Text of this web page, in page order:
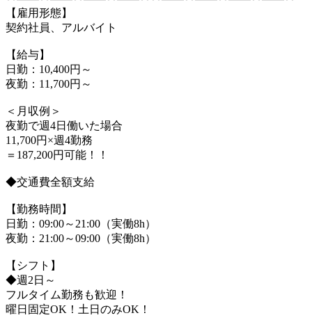
【雇用形態】
契約社員、アルバイト
【給与】
日勤：10,400円～
夜勤：11,700円～
＜月収例＞
夜勤で週4日働いた場合
11,700円×週4勤務
＝187,200円可能！！
◆交通費全額支給
【勤務時間】
日勤：09:00～21:00（実働8h）
夜勤：21:00～09:00（実働8h）
【シフト】
◆週2日～
フルタイム勤務も歓迎！
曜日固定OK！土日のみOK！